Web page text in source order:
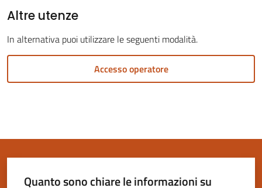
on-
gli
Altre utenze
In alternativa puoi utilizzare le seguenti modalità.
Accesso operatore
Quanto sono chiare le informazioni su